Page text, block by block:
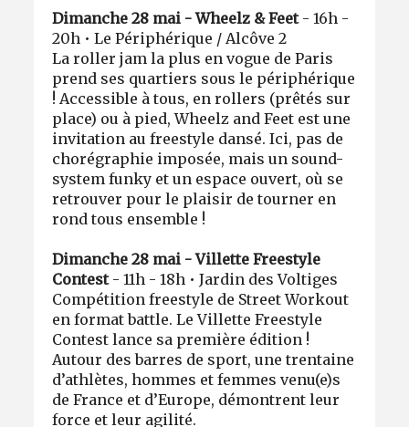
Dimanche 28 mai - Wheelz & Feet- 16h -
20h • Le Périphérique / Alcôve 2
La roller jam la plus en vogue de Paris
prend ses quartiers sous le périphérique
! Accessible à tous, en rollers (prêtés sur
place) ou à pied, Wheelz and Feet est une
invitation au freestyle dansé. Ici, pas de
chorégraphie imposée, mais un sound-
system funky et un espace ouvert, où se
retrouver pour le plaisir de tourner en
rond tous ensemble !
Dimanche 28 mai - Villette Freestyle
Contest- 11h - 18h • Jardin des Voltiges
Compétition freestyle de Street Workout
en format battle. Le Villette Freestyle
Contest lance sa première édition !
Autour des barres de sport, une trentaine
d’athlètes, hommes et femmes venu(e)s
de France et d’Europe, démontrent leur
force et leur agilité.